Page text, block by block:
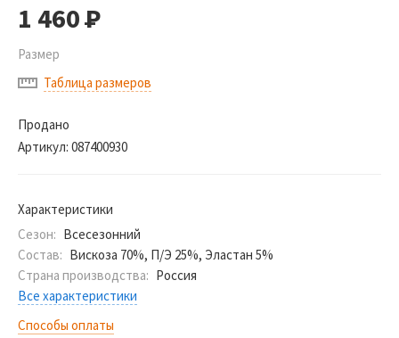
1 460Р
Размер
Таблица размеров
Продано
Артикул: 087400930
Характеристики
Сезон: Всесезонний
Состав: Вискоза 70%, П/Э 25%, Эластан 5%
Страна производства: Россия
Все характеристики
Способы оплаты